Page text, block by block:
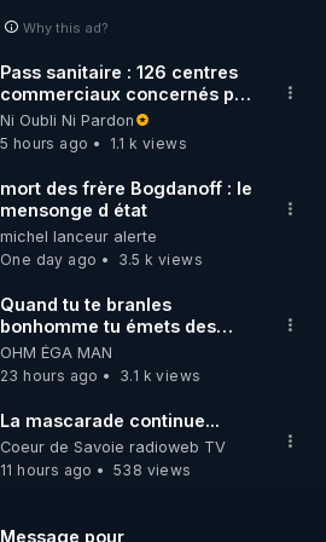
rdlr_thierrycasasnovas/
RGNR (stages,
SUR ODYSEE
sont aussi sur la
Why this ad?
Pass sanitaire : 126 centres
commerciaux concernés par
l'obligation dans toute la
France
Ni Oubli Ni Pardon
5 hours ago
1.1 k views
mort des frère Bogdanoff : le
mensonge d état
michel lanceur alerte
One day ago
3.5 k views
Quand tu te branles
bonhomme tu émets des
ondes ils ont juste omis de
t'expliquer
OHM ÉGA MAN
23 hours ago
3.1 k views
La mascarade continue...
Coeur de Savoie radioweb TV
11 hours ago
538 views
Message pour